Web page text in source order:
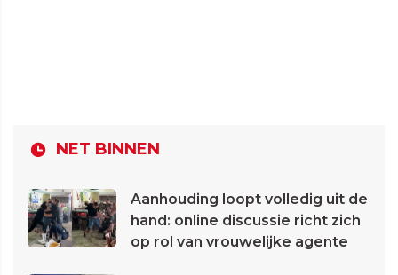
NET BINNEN
Aanhouding loopt volledig uit de
hand: online discussie richt zich
op rol van vrouwelijke agente